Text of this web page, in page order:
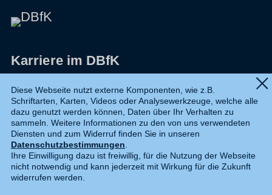
Karriere im DBfK
Datenschutz
Shop
Widerruf
Kontakt
Diese Webseite nutzt externe Komponenten, wie z.B.
Schriftarten, Karten, Videos oder Analysewerkzeuge, welche alle
dazu genutzt werden können, Daten über Ihr Verhalten zu
sammeln. Weitere Informationen zu den von uns verwendeten
Diensten und zum Widerruf finden Sie in unseren
Datenschutzbestimmungen.
Ihre Einwilligung dazu ist freiwillig, für die Nutzung der Webseite
nicht notwendig und kann jederzeit mit Wirkung für die Zukunft
widerrufen werden.